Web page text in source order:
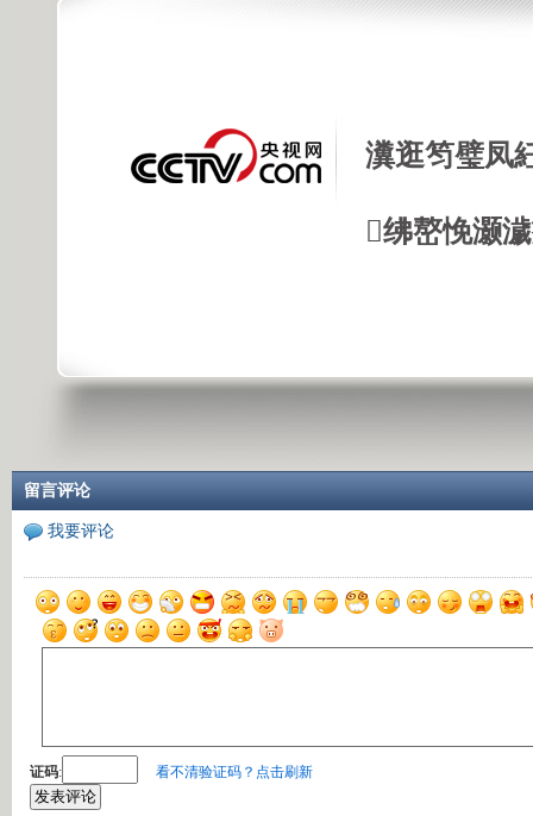
瀵逛笉璧凤
绋嶅悗灏
留言评论
我要评论
证码: 看不清验证码？点击刷新